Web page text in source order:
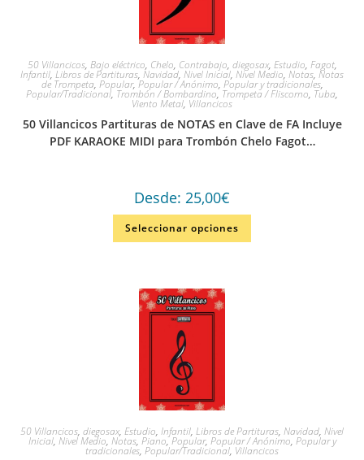
50 Villancicos, Bajo eléctrico, Chelo, Contrabajo, diegosax, Estudio, Fagot,
Infantil, Libros de Partituras, Navidad, Nivel Inicial, Nivel Medio, Notas, Notas
de Trompeta, Popular,Popular / Anónimo, Popular y tradicionales,
Popular/Tradicional, Trombón / Bombardino, Trompeta / Fliscorno, Tuba,
Viento Metal, Villancicos
50 Villancicos Partituras de NOTAS en Clave de FA Incluye
PDF KARAOKE MIDI para Trombón Chelo Fagot…
Desde: 25,00€
Seleccionar opciones
50 Villancicos, diegosax, Estudio, Infantil, Libros de Partituras, Navidad, Nivel
Inicial, Nivel Medio, Notas, Piano,Popular, Popular / Anónimo, Popular y
tradicionales, Popular/Tradicional, Villancicos